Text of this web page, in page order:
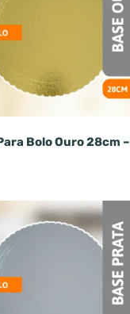
Bolo Ouro 28cm –